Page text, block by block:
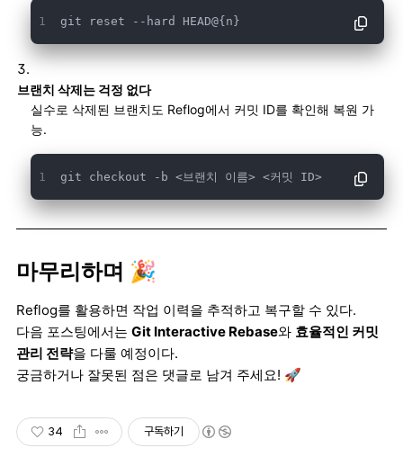
git reset --hard HEAD@{n}
브랜치 삭제는 걱정 없다
실수로 삭제된 브랜치도 Reflog에서 커밋 ID를 확인해 복원 가
능.
git checkout -b <브랜치 이름> <커밋 ID>
마무리하며 🎉
Reflog를 활용하면 작업 이력을 추적하고 복구할 수 있다.
다음 포스팅에서는 Git Interactive Rebase와 효율적인 커밋
관리 전략을 다룰 예정이다.
궁금하거나 잘못된 점은 댓글로 남겨 주세요! 🚀
34 구독하기